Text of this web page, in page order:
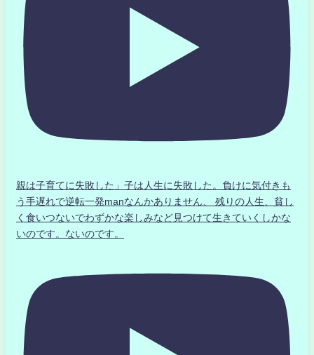
親は子育てに失敗した」子は人生に失敗した。負けに気付きも
う手遅れで逆転一発manなんかありません、 残りの人生、貧し
く食いつないでわずかな楽しみなど見つけて生きていくしかな
いのです。ないのです。